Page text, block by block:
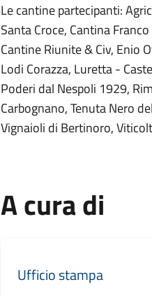
Le cantine partecipanti:
Santa Croce, Cantina
Cantine Riunite & Civ, Enio
Lodi Corazza, Luretta -
Poderi dal Nespoli 1929,
Carbognano, Tenuta Nero
Vignaioli di Bertinoro,
A cura di
Ufficio stampa